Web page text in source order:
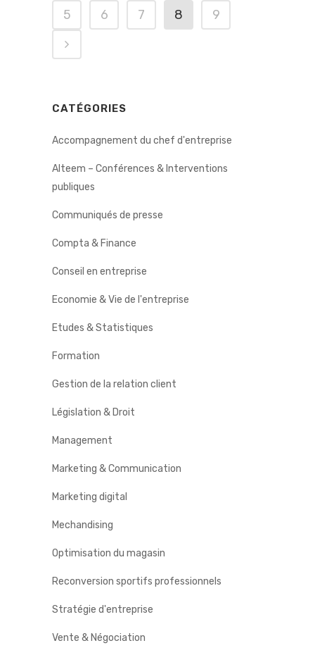
5
6 7 8 9
CATÉGORIES
Accompagnement du chef d'entreprise
Alteem – Conférences & Interventions
publiques
Communiqués de presse
Compta & Finance
Conseil en entreprise
Economie & Vie de l'entreprise
Etudes & Statistiques
Formation
Gestion de la relation client
Législation & Droit
Management
Marketing & Communication
Marketing digital
Mechandising
Optimisation du magasin
Reconversion sportifs professionnels
Stratégie d'entreprise
Vente & Négociation